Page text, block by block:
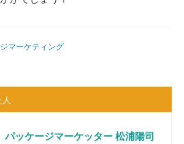
マーケティング
パッケージマーケッター 松浦陽司